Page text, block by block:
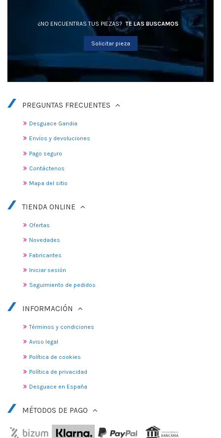
¿NO ENCUENTRAS TUS PIEZAS? TE LAS BUSCAMOS
Solicitar pieza
PREGUNTAS FRECUENTES
Desguace Gandia
Envíos y devoluciones
Pago seguro
Contáctenos
Mapa del sitio
TIENDA ONLINE
Ofertas
Novedades
Fabricantes
Iniciar sesión
Seguimiento de pedidos
INFORMACIÓN
Términos y condiciones
Aviso legal
Política de cookies
Política de privacidad
Desguace en España
MÉTODOS DE PAGO